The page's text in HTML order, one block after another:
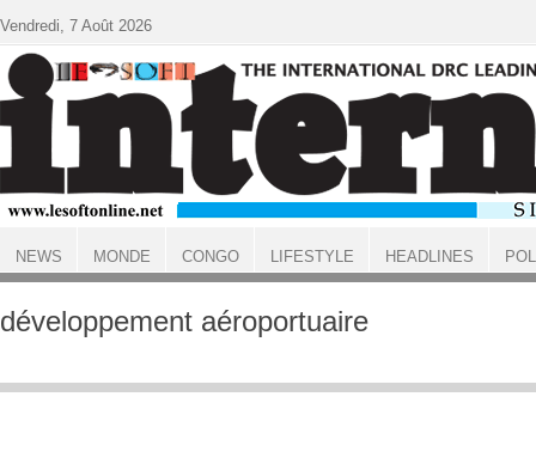
ACCUEIL
développement aéroportuaire
Vendredi, 7 Août 2026
NEWS MONDE CONGO LIFESTYLE HEADLINES